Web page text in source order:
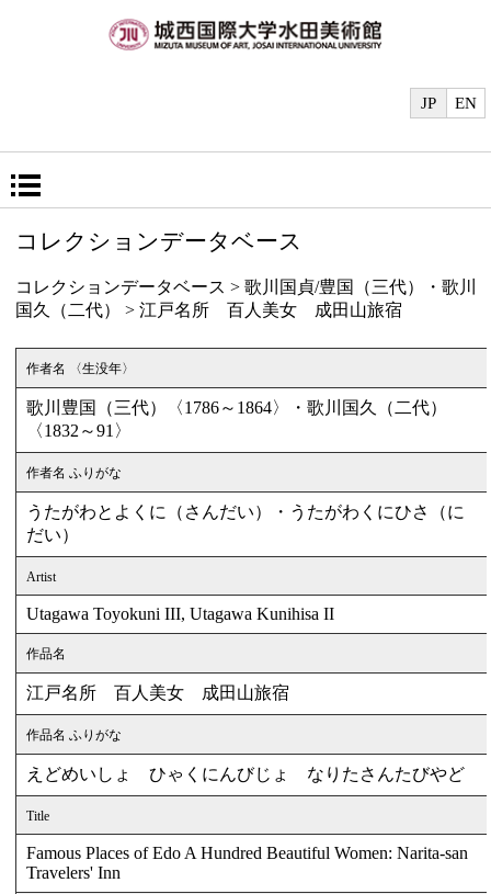
EN
JP
コレクションデータベース
コレクションデータベース > 歌川国貞/豊国（三代）
・歌川
国久（二代） > 江戸名所 百人美女 成田山旅宿
作者名 〈生没年〉
歌川豊国（三代）〈1786～1864〉・歌川国久（二代）
〈1832～91〉
作者名 ふりがな
うたがわとよくに（さんだい）・うたがわくにひさ（に
だい）
Artist
Utagawa Toyokuni III, Utagawa Kunihisa II
作品名
江戸名所 百人美女 成田山旅宿
作品名 ふりがな
えどめいしょ ひゃくにんびじょ なりたさんたびやど
Title
Famous Places of Edo A Hundred Beautiful Women: Narita-san
Travelers' Inn